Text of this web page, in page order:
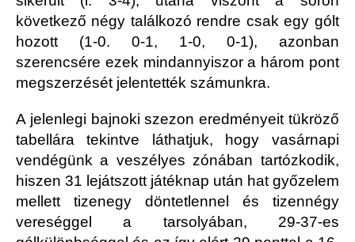
következő négy találkozó rendre csak egy gólt
hozott (1-0. 0-1, 1-0, 0-1), azonban
szerencsére ezek mindannyiszor a három pont
megszerzését jelentették számunkra.
A jelenlegi bajnoki szezon eredményeit tükröző
tabellára tekintve láthatjuk, hogy vasárnapi
vendégünk a veszélyes zónában tartózkodik,
hiszen 31 lejátszott játéknap után hat győzelem
mellett tizenegy döntetlennel és tizennégy
vereséggel a tarsolyában, 29-37-es